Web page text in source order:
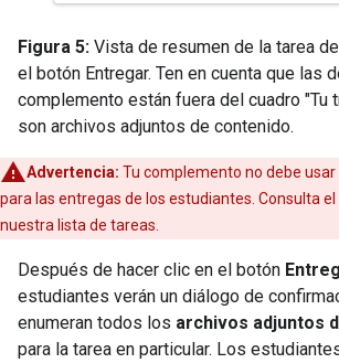
Figura 5: Vista de resumen de la tarea
el botón Entregar. Ten en cuenta que las
complemento están fuera del cuadro "Tu
son archivos adjuntos de contenido.
Advertencia: Tu complemento no debe
para las entregas de los estudiantes. Consulta el
nuestra lista de tareas.
Después de hacer clic en el botón
estudiantes verán un diálogo de
enumeran todos los archivos adjuntos
para la tarea en particular. Los